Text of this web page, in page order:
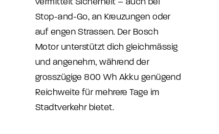
Stop-and-Go, an Kreuzungen oder
auf engen Strassen. Der Bosch
Motor unterstützt dich gleichmässig
und angenehm, während der
grosszügige 800 Wh Akku genügend
Reichweite für mehrere Tage im
Stadtverkehr bietet.